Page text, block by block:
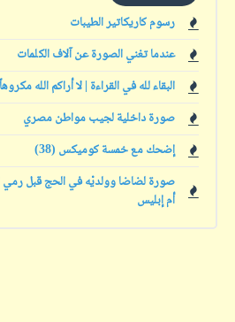
رسوم كاريكاتير الطيبات
عندما تغني الصورة عن آلاف الكلمات
البقاء لله في القراءة | لا أراكم الله
صورة داخلية لجيب مواطن مصري
إضحك مع خمسة كوميكس (38)
صورة لضاضا وولديْه في الحج قبل رمي
أم إبليس